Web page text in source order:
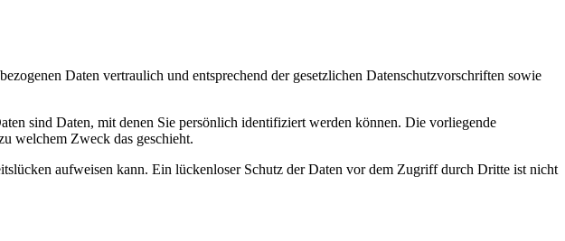
Daten vertraulich und entsprechend der gesetzlichen Datenschutzvorschriften sowie
sind Daten, mit denen Sie persönlich identifiziert werden können. Die vorliegende
welchem Zweck das geschieht.
aufweisen kann. Ein lückenloser Schutz der Daten vor dem Zugriff durch Dritte ist nicht